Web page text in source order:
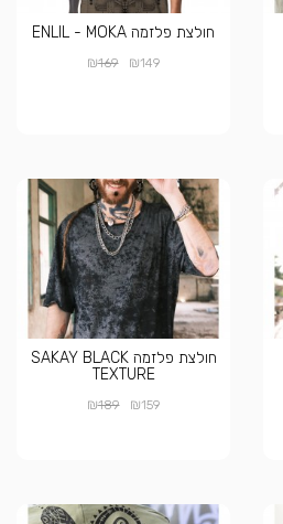
חולצת פלזמה ENLIL - MOKA
₪149
₪169
חולצת פלזמה SAKAY BLACK
TEXTURE
₪159
₪189